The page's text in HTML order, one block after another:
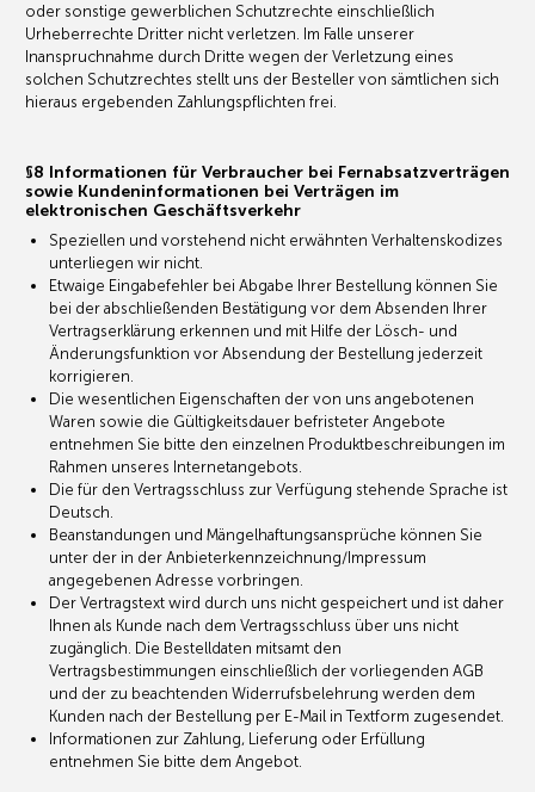
oder sonstige gewerblichen Schutzrechte einschließlich
Urheberrechte Dritter nicht verletzen. Im Falle unserer
Inanspruchnahme durch Dritte wegen der Verletzung eines
solchen Schutzrechtes stellt uns der Besteller von sämtlichen sich
hieraus ergebenden Zahlungspflichten frei.
§8 Informationen für Verbraucher bei Fernabsatzverträgen
sowie Kundeninformationen bei Verträgen im
elektronischen Geschäftsverkehr
Speziellen und vorstehend nicht erwähnten Verhaltenskodizes
unterliegen wir nicht.
Etwaige Eingabefehler bei Abgabe Ihrer Bestellung können Sie
bei der abschließenden Bestätigung vor dem Absenden Ihrer
Vertragserklärung erkennen und mit Hilfe der Lösch- und
Änderungsfunktion vor Absendung der Bestellung jederzeit
korrigieren.
Die wesentlichen Eigenschaften der von uns angebotenen
Waren sowie die Gültigkeitsdauer befristeter Angebote
entnehmen Sie bitte den einzelnen Produktbeschreibungen im
Rahmen unseres Internetangebots.
Die für den Vertragsschluss zur Verfügung stehende Sprache ist
Deutsch.
Beanstandungen und Mängelhaftungsansprüche können Sie
unter der in der Anbieterkennzeichnung/Impressum
angegebenen Adresse vorbringen.
Der Vertragstext wird durch uns nicht gespeichert und ist daher
Ihnen als Kunde nach dem Vertragsschluss über uns nicht
zugänglich. Die Bestelldaten mitsamt den
Vertragsbestimmungen einschließlich der vorliegenden AGB
und der zu beachtenden Widerrufsbelehrung werden dem
Kunden nach der Bestellung per E-Mail in Textform zugesendet.
Informationen zur Zahlung, Lieferung oder Erfüllung
entnehmen Sie bitte dem Angebot.